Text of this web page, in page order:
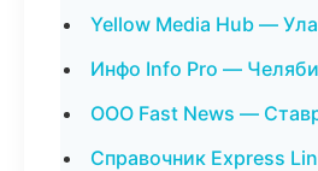
Yellow Media Hub —
Инфо Info Pro —
ООО Fast News —
Справочник Express